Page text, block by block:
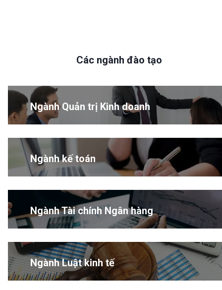
Các ngành đào tạo
Ngành Quản trị Kinh doanh
Ngành kế toán
Ngành Tài chính Ngân hàng
Ngành Luật kinh tế